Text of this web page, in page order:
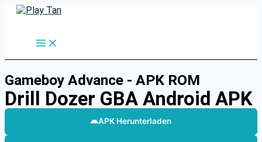
Skip
Gameboy Advance - APK ROM
Drill Dozer GBA Android APK
APK Herunterladen